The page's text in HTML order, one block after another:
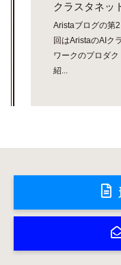
クラスタネッ
Aristaブログの第
回はAristaのAIク
ワークのプロダ
紹...